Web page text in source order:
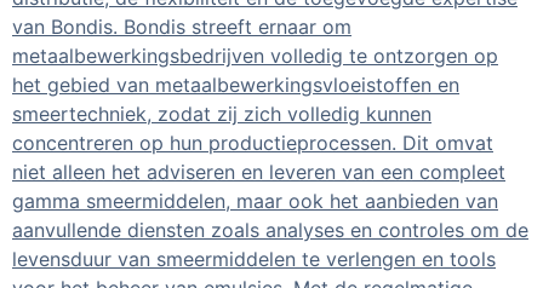
van Bondis. Bondis streeft ernaar om
metaalbewerkingsbedrijven volledig te ontzorgen op
het gebied van metaalbewerkingsvloeistoffen en
smeertechniek, zodat zij zich volledig kunnen
concentreren op hun productieprocessen. Dit omvat
niet alleen het adviseren en leveren van een compleet
gamma smeermiddelen, maar ook het aanbieden van
aanvullende diensten zoals analyses en controles om de
levensduur van smeermiddelen te verlengen en tools